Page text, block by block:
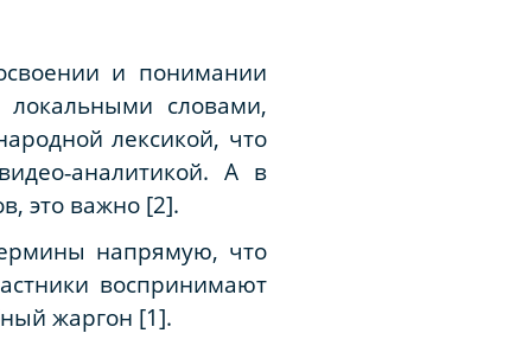
и понимании
словами,
лексикой, что
А в
это важно [2].
напрямую, что
воспринимают
жаргон [1].